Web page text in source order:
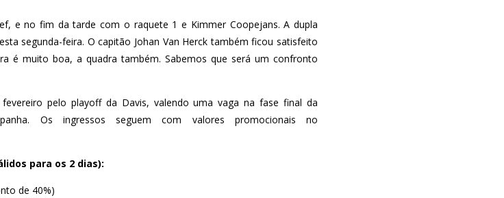
e no fim da tarde com o raquete 1 e Kimmer Coopejans. A dupla
segunda-feira. O capitão Johan Van Herck também ficou satisfeito
é muito boa, a quadra também. Sabemos que será um confronto
pelo playoff da Davis, valendo uma vaga na fase final da
Os ingressos seguem com valores promocionais no
para os 2 dias):
de 40%)